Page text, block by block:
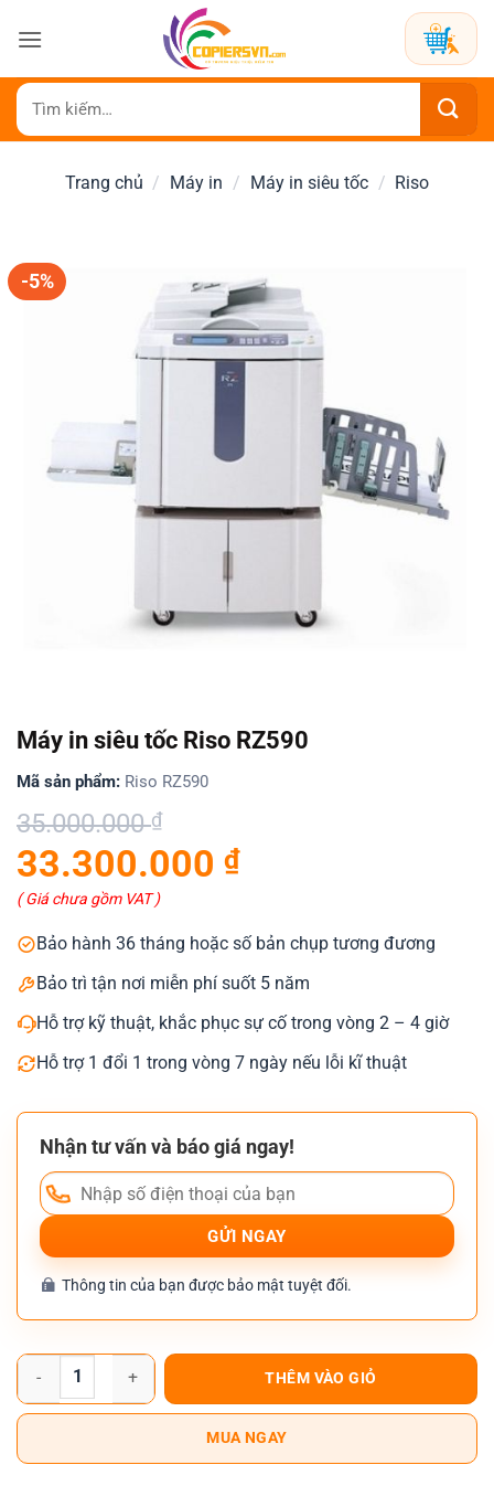
qua
dung
Tìm
kiếm:
Trang chủ / Máy in / Máy in siêu tốc / Riso
-5%
Máy in siêu tốc Riso RZ590
Mã sản phẩm: Riso RZ590
35.000.000₫
Giá
gốc
là:
35.000.000 ₫.
33.300.000 ₫
Giá
hiện
tại
là:
33.300.000 ₫.
( Giá chưa gồm VAT )
Bảo hành 36 tháng hoặc số bản chụp tương đương
Bảo trì tận nơi miễn phí suốt 5 năm
Hỗ trợ kỹ thuật, khắc phục sự cố trong vòng 2 – 4 giờ
Hỗ trợ 1 đổi 1 trong vòng 7 ngày nếu lỗi kĩ thuật
Nhận tư vấn và báo giá ngay!
Thông tin của bạn được bảo mật tuyệt đối.
Máy in siêu tốc Riso RZ590 số lượng
THÊM VÀO GIỎ
MUA NGAY